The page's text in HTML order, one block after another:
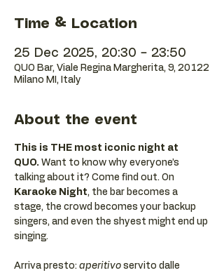
Time & Location
25 Dec 2025, 20:30 – 23:50
QUO Bar, Viale Regina Margherita, 9, 20122
Milano MI, Italy
About the event
This is THE most iconic night at
QUO. Want to know why everyone’s
talking about it? Come find out. On
Karaoke Night, the bar becomes a
stage, the crowd becomes your backup
singers, and even the shyest might end up
singing.
Arriva presto: aperitivo servito dalle